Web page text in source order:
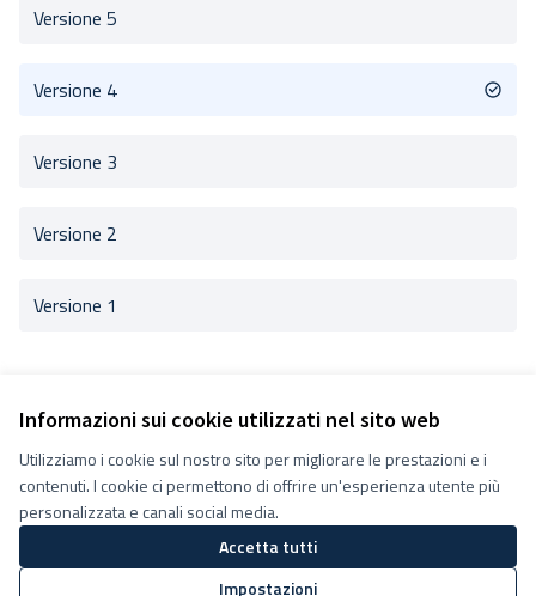
Informazioni sui cookie utilizzati nel sito web
Utilizziamo i cookie sul nostro sito per migliorare le prestazioni e i
contenuti. I cookie ci permettono di offrire un'esperienza utente più
personalizzata e canali social media.
Accetta tutti
Impostazioni
Versione 5
Versione 4
Versione 3
Versione 2
Versione 1
Termini e condizioni d''uso
Impostazioni Cookie
Decidiamo su Facebook
Decidiamo su YouTube
(Collegamento esterno)